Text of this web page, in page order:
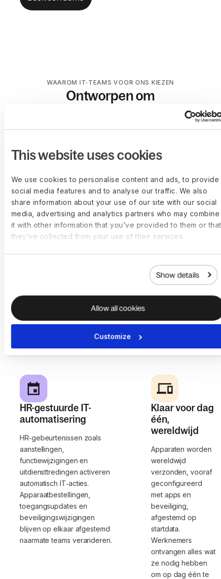
This website uses cookies
We use cookies to personalise content and ads, to provide
social media features and to analyse our traffic. We also
share information about your use of our site with our social
media, advertising and analytics partners who may combine
it with other information that you’ve provided to them or that
they’ve collected from your use of their services.
Show details
Allow all cookies
Customize
WAAROM IT‑TEAMS VOOR ONS KIEZEN
Ontworpen om
gefragmenteerde IT‑stacks te
vervangen
volledig geïntegreerd
Koop of huur laptops en
accessoires rechtstreeks in
hetzelfde platform dat HR &
IT beheert. Hardwareinkoop
aan IT‑beleid, onboarding en
overal wordt
toegepast
Maak op rollen
gebaseerde regels
voor hardware,
beveiliging op één
plek. Die regels
worden
en landen naarmate
HR-gestuurde IT-
automatisering
HR‑gebeurtenissen zoals
aanstellingen,
functiewijzigingen en
uitdiensttredingen activeren
automatisch IT‑acties.
Apparaatbestellingen,
toegangsupdates en
beveiligingswijzigingen
blijven op elkaar afgestemd
naarmate teams veranderen.
Klaar voor dag
één,
wereldwijd
Apparaten worden
wereldwijd
verzonden, vooraf
geconfigureerd
met apps en
beveiliging,
afgestemd op
startdata.
Werknemers
ontvangen alles wat
ze nodig hebben
om op dag één te